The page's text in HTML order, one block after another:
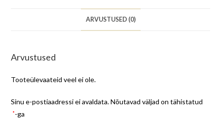
ARVUSTUSED (0)
Arvustused
Tooteülevaateid veel ei ole.
Sinu e-postiaadressi ei avaldata. Nõutavad väljad on tähistatud
*-ga